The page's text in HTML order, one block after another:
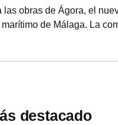
obras de Ágora, el
de Málaga. La
frente a los 29
destacado